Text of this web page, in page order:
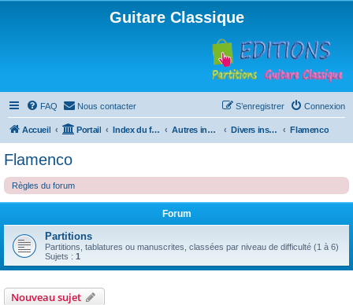
Guitare Classique
FAQ Nous contacter Connexion
S’enregistrer
Accueil Portail Index du forum Autres instruments à cordes pincées, ou styles Divers instruments Flamenco
Flamenco
Règles du forum
Forum
Partitions
Partitions, tablatures ou manuscrites, classées par niveau de difficulté (1 à 6)
Sujets : 1
Nouveau sujet